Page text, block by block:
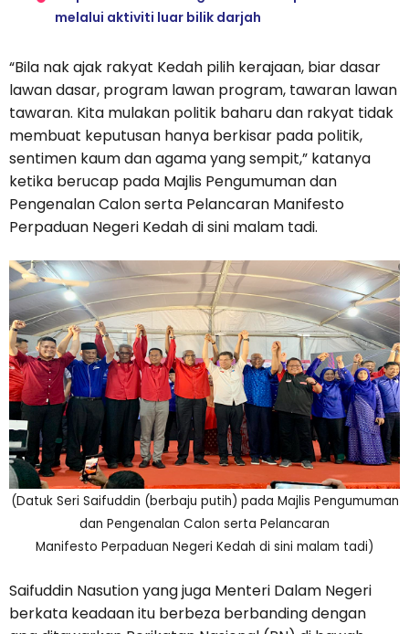
melalui aktiviti luar bilik darjah
“Bila nak ajak rakyat Kedah pilih kerajaan, biar dasar
lawan dasar, program lawan program, tawaran lawan
tawaran. Kita mulakan politik baharu dan rakyat tidak
membuat keputusan hanya berkisar pada politik,
sentimen kaum dan agama yang sempit,” katanya
ketika berucap pada Majlis Pengumuman dan
Pengenalan Calon serta Pelancaran Manifesto
Perpaduan Negeri Kedah di sini malam tadi.
(Datuk Seri Saifuddin (berbaju putih) pada Majlis Pengumuman
dan Pengenalan Calon serta Pelancaran
Manifesto Perpaduan Negeri Kedah di sini malam tadi)
Saifuddin Nasution yang juga Menteri Dalam Negeri
berkata keadaan itu berbeza berbanding dengan